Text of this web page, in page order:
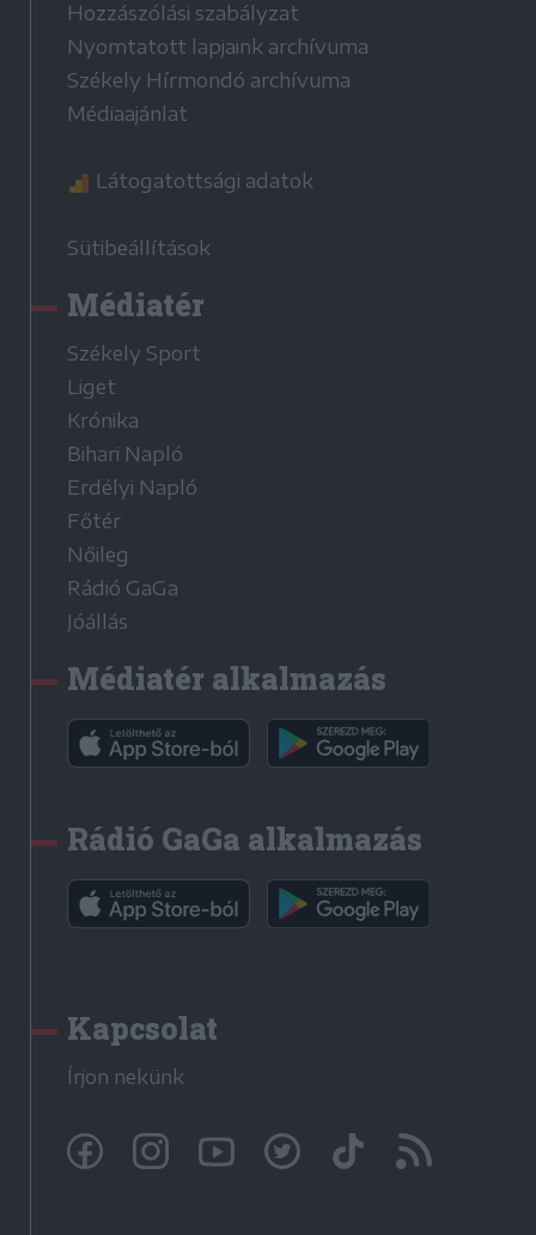
Hozzászólási szabályzat
Nyomtatott lapjaink archívuma
Székely Hírmondó archívuma
Médiaajánlat
Látogatottsági adatok
Sütibeállítások
Médiatér
Székely Sport
Liget
Krónika
Bihari Napló
Erdélyi Napló
Főtér
Nőileg
Rádió GaGa
Jóállás
Médiatér alkalmazás
Rádió GaGa alkalmazás
Kapcsolat
Írjon nekünk